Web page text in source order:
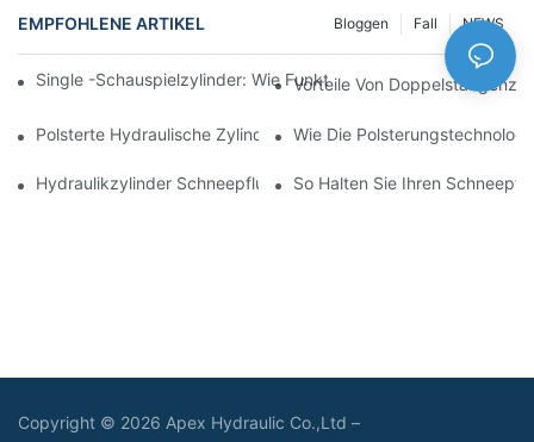
EMPFOHLENE ARTIKEL NEWS
Fall
Bloggen
Single -Schauspielzylinder: Wie Funktioniert Es & Gemeinsame
Vorteile Von
Polsterte Hydraulische Zylinder: Verringerung Der Auswirkung
Wie Die
Hydraulikzylinder Schneepflug: Schlüsselmerkmale Für Harte
So Halten Sie Ihren
Copyright © 2026 Apex Hydraulic Co.,Ltd –